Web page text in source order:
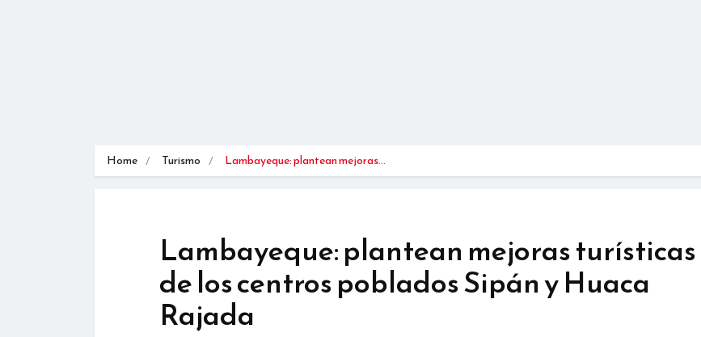
Home Turismo Lambayeque: plantean mejoras…
Lambayeque: plantean mejoras turísticas
de los centros poblados Sipán y Huaca
Rajada